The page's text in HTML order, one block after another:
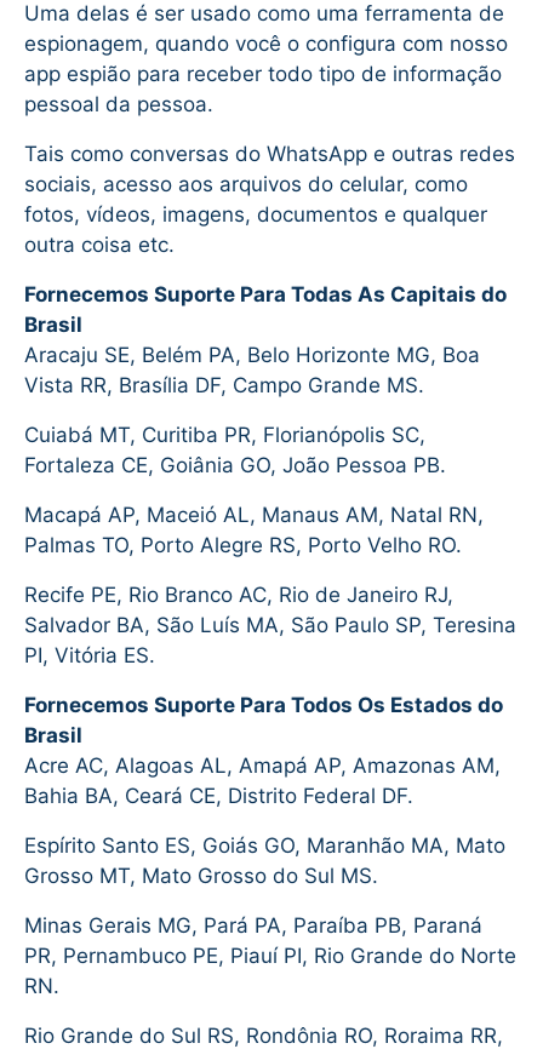
Uma delas é ser usado como uma ferramenta de
espionagem, quando você o configura com nosso
app espião para receber todo tipo de informação
pessoal da pessoa.
Tais como conversas do WhatsApp e outras redes
sociais, acesso aos arquivos do celular, como
fotos, vídeos, imagens, documentos e qualquer
outra coisa etc.
Fornecemos Suporte Para Todas As Capitais do
Brasil
Aracaju SE, Belém PA, Belo Horizonte MG, Boa
Vista RR, Brasília DF, Campo Grande MS.
Cuiabá MT, Curitiba PR, Florianópolis SC,
Fortaleza CE, Goiânia GO, João Pessoa PB.
Macapá AP, Maceió AL, Manaus AM, Natal RN,
Palmas TO, Porto Alegre RS, Porto Velho RO.
Recife PE, Rio Branco AC, Rio de Janeiro RJ,
Salvador BA, São Luís MA, São Paulo SP, Teresina
PI, Vitória ES.
Fornecemos Suporte Para Todos Os Estados do
Brasil
Acre AC, Alagoas AL, Amapá AP, Amazonas AM,
Bahia BA, Ceará CE, Distrito Federal DF.
Espírito Santo ES, Goiás GO, Maranhão MA, Mato
Grosso MT, Mato Grosso do Sul MS.
Minas Gerais MG, Pará PA, Paraíba PB, Paraná
PR, Pernambuco PE, Piauí PI, Rio Grande do Norte
RN.
Rio Grande do Sul RS, Rondônia RO, Roraima RR,